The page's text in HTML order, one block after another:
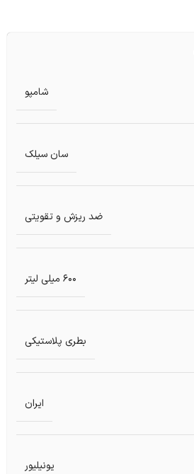
شامپو
سان سیلک
ضد ریزش و تقویتی
600 میلی لیتر
بطری پلاستیکی
ایران
یونیلیور